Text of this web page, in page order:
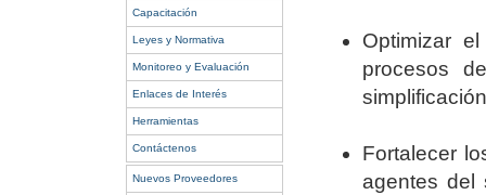
Capacitación
Leyes y Normativa
Monitoreo y Evaluación
Enlaces de Interés
Herramientas
Contáctenos
Nuevos Proveedores
Optimizar
procesos
Fortalecer
agentes del